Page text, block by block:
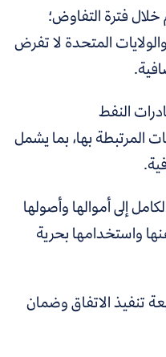
خلال فترة التفاوض؛
المتحدة لا تفرض
النفط
المرتبطة بها، بما يشمل
الكامل إلى أموالها وأصولها
واستخدامها بحرية
تنفيذ الاتفاق وضمان